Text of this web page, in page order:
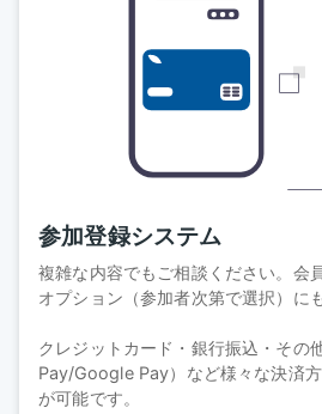
参加登録システム
複雑な内容でもご相談ください。会
オプション（参加者次第で選択）に
クレジットカード・銀行振込・その
Pay/Google Pay）など様々な決済
が可能です。